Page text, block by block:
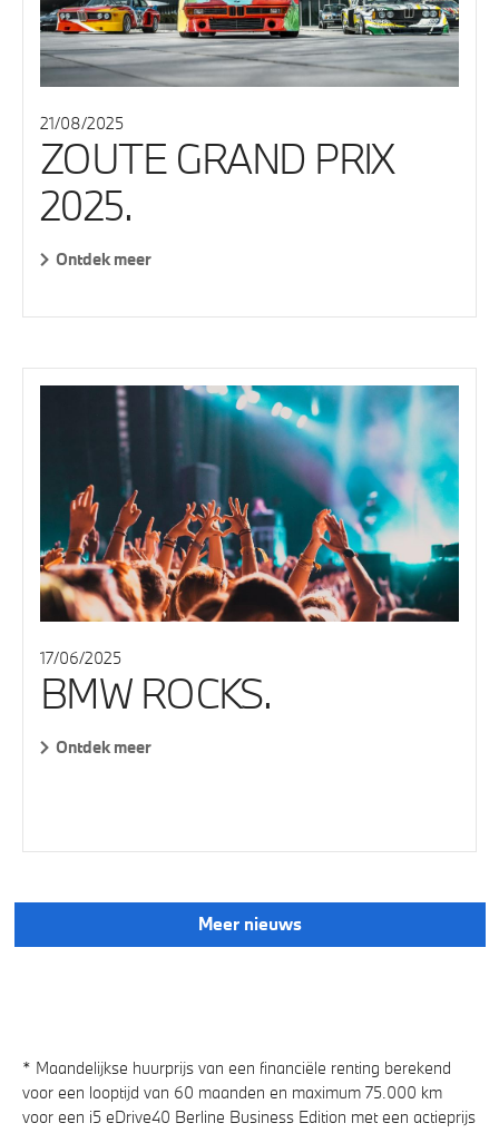
21/08/2025
ZOUTE GRAND PRIX
2025.
Ontdek meer
17/06/2025
BMW ROCKS.
Ontdek meer
Meer nieuws
* Maandelijkse huurprijs van een financiële renting berekend
voor een looptijd van 60 maanden en maximum 75.000 km
voor een i5 eDrive40 Berline Business Edition met een actieprijs